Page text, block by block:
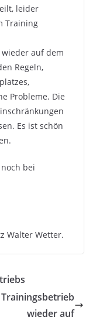
leider
Training
auf dem
Regeln,
Probleme. Die
Es ist schön
bei
Walter Wetter.
wieder auf